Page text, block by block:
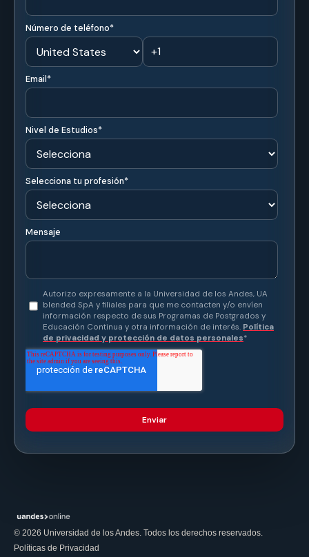
Acceso 24/7
Metodología flexible con acceso a contenidos en
🤝
Acompañamiento permanente
Acompañamiento académico durante todo el proceso
👨‍🏫
Docentes especializados
Especialistas con experiencia profesional y académica
de reconocida trayectoria.
📜
Certificado digital emitido por la Universidad de los
Andes al completar el programa.
© 2026 Universidad de los Andes. Todos los derechos reservados.
Políticas de Privacidad